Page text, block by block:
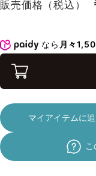
販売価格（税込）
なら 月々
マイアイテムに
こ